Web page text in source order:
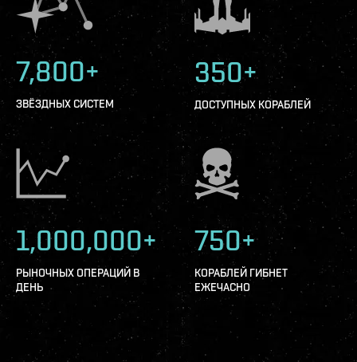
7,800+
ЗВЁЗДНЫХ СИСТЕМ
350+
ДОСТУПНЫХ КОРАБЛЕЙ
1,000,000+
РЫНОЧНЫХ ОПЕРАЦИЙ В
ДЕНЬ
750+
КОРАБЛЕЙ ГИБНЕТ
ЕЖЕЧАСНО